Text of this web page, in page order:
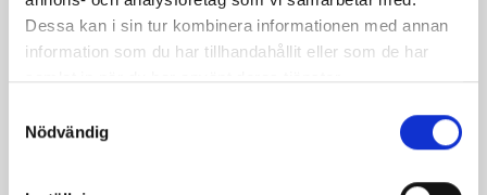
Dessa kan i sin tur kombinera informationen med annan
information som du har tillhandahållit eller som de har
samlat in när du har använt deras tjänster.
Nödvändig